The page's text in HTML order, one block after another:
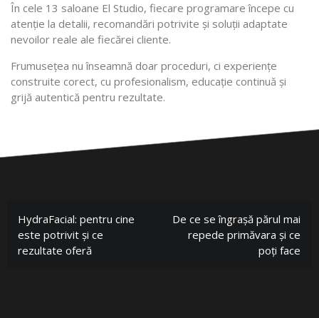
În cele 13 saloane El Studio, fiecare programare începe cu
atenție la detalii, recomandări potrivite și soluții adaptate
nevoilor reale ale fiecărei cliente.
Frumusețea nu înseamnă doar proceduri, ci experiențe
construite corect, cu profesionalism, educație continuă și
grijă autentică pentru rezultate.
HydraFacial: pentru cine
este potrivit și ce
rezultate oferă
De ce se îngrașă părul mai
repede primăvara și ce
poți face